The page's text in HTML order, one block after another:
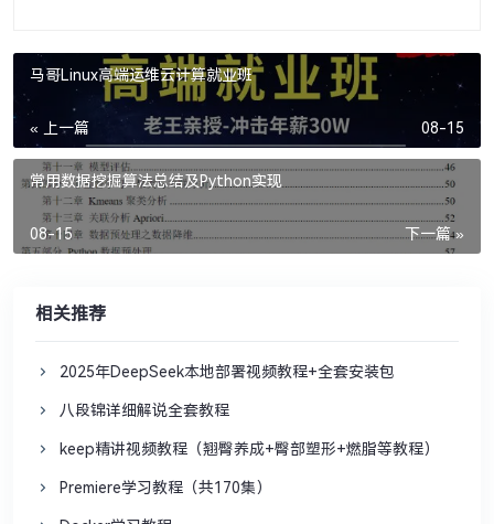
马哥Linux高端运维云计算就业班
« 上一篇 08-15
常用数据挖掘算法总结及Python实现
下一篇 »
08-15
相关推荐
2025年DeepSeek本地部署视频教程+全套安装包
八段锦详细解说全套教程 ​​​
keep精讲视频教程（翘臀养成+臀部塑形+燃脂等教程）
Premiere学习教程（共170集）